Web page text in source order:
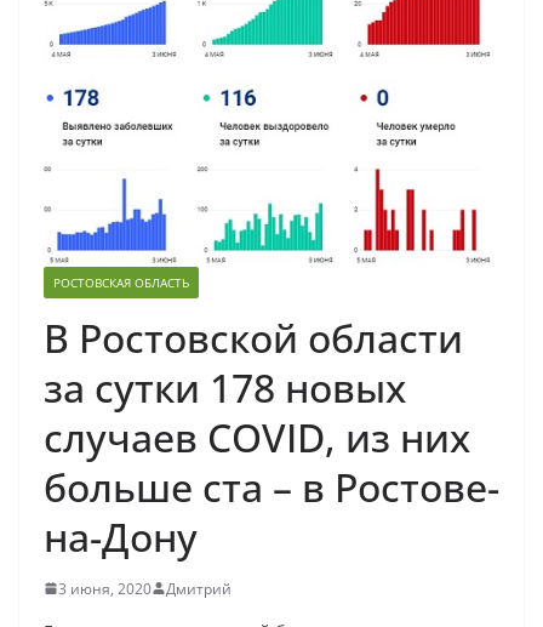
РОСТОВСКАЯ ОБЛАСТЬ
В Ростовской области
за сутки 178 новых
случаев COVID, из них
больше ста – в Ростове-
на-Дону
3 июня, 2020 Дмитрий